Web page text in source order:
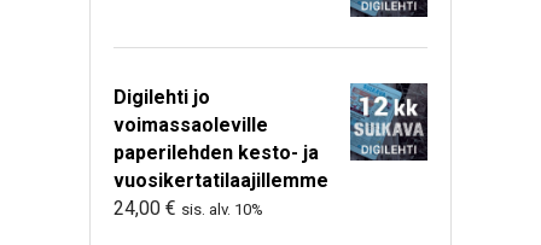
Digilehti jo
voimassaoleville
paperilehden kesto- ja
vuosikertatilaajillemme
24,00 € sis. alv. 10%